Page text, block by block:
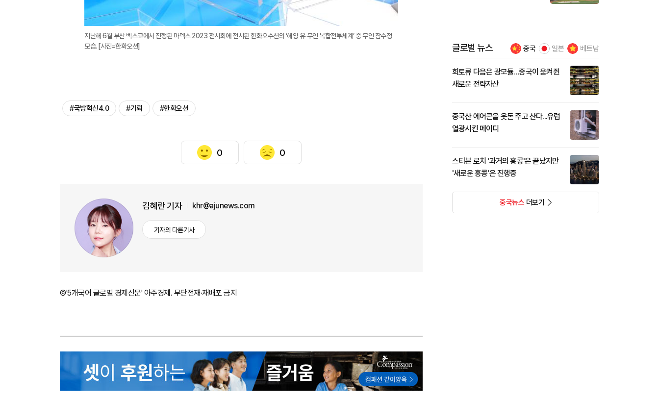
지난해 6월 부산 벡스코에서 진행된 마덱스 2023 전시회에 전시된 한화오수션의 ‘해양 유∙무인 복합전투체계’ 중 무인 잠수정
모습. [사진=한화오션]
#국방혁신4.0 #기뢰 #한화오션
0 0
김혜란 기자 khr@ajunews.com
기자의 다른기사
©'5개국어 글로벌 경제신문' 아주경제. 무단전재·재배포 금지
글로벌 뉴스 중국 일본 베트남
희토류 다음은 광모듈…중국이 움켜쥔
새로운 전략자산
중국산 에어콘을 웃돈 주고 산다...유럽
열광시킨 메이디
스티븐 로치 '과거의 홍콩'은 끝났지만
'새로운 홍콩'은 진행중
중국뉴스더보기